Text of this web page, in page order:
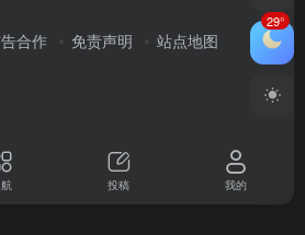
合作 免责声明 站点地图
29°
投稿 我的